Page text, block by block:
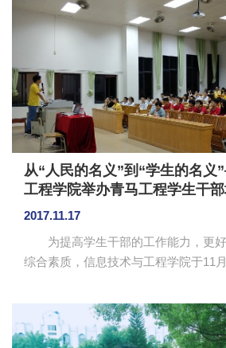
从“人民的名义”到“学生的名
工程学院举办青马工程学生干
2017.11.17
为提高学生干部的工作能力，更好
综合素质，信息技术与工程学院于11
的成长路径”专题讲座。讲座由校团
导老师翁楚歆主讲。我院辅导员、团
学干部、年级干部共200余名学生到场学习。